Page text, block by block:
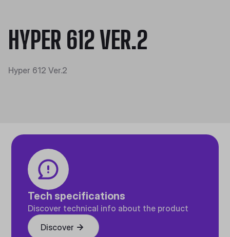
HYPER 612 VER.2
Hyper 612 Ver.2
Tech specifications
Discover technical info about the product
Discover